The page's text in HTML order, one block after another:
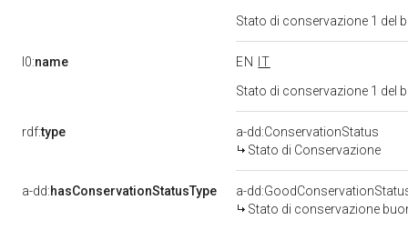
Stato di conservazione 1 del
l0:name EN
IT
Stato di conservazione 1 del
rdf:type
a-dd:ConservationStatus
Stato di Conservazione
a-dd:hasConservationStatusType
a-
Stato di conservazione